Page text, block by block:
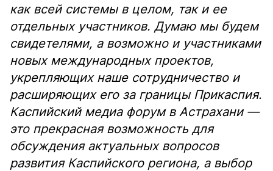
как всей системы в целом, так и ее
отдельных участников. Думаю мы будем
свидетелями, а возможно и участниками
новых международных проектов,
укрепляющих наше сотрудничество и
расширяющих его за границы Прикаспия.
Каспийский медиа форум в Астрахани —
это прекрасная возможность для
обсуждения актуальных вопросов
развития Каспийского региона, а выбор